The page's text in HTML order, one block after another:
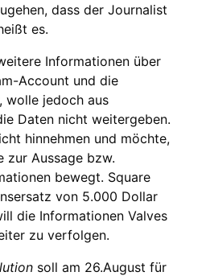
dass der Journalist
es.
Informationen über
Account und die
wolle jedoch aus
Daten nicht weitergeben.
hinnehmen und möchte,
zur Aussage bzw.
bewegt. Square
von 5.000 Dollar
die Informationen Valves
zu verfolgen.
soll am 26.August für